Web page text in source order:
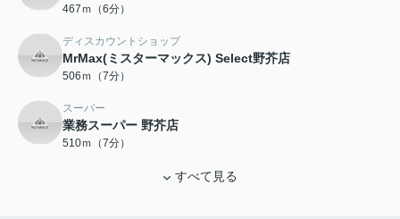
467ｍ（6分）
ディスカウントショップ
MrMax(ミスターマックス) Select野芥店
506ｍ（7分）
スーパー
業務スーパー 野芥店
510ｍ（7分）
すべて見る